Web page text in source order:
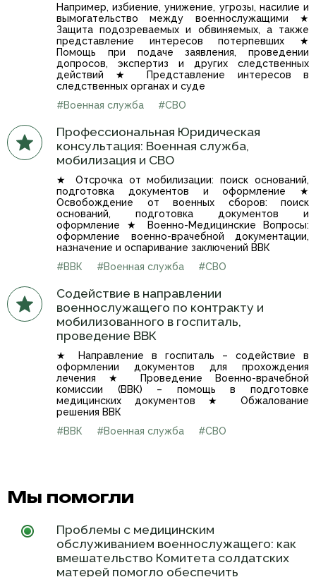
Например, избиение, унижение, угрозы, насилие и
вымогательство между военнослужащими ★
Защита подозреваемых и обвиняемых, а также
представление интересов потерпевших ★
Помощь при подаче заявления, проведении
допросов, экспертиз и других следственных
действий ★ Представление интересов в
следственных органах и суде
#Военная служба
#СВО
Профессиональная Юридическая
консультация: Военная служба,
мобилизация и СВО
★ Отсрочка от мобилизации: поиск оснований,
подготовка документов и оформление ★
Освобождение от военных сборов: поиск
оснований, подготовка документов и
оформление ★ Военно-Медицинские Вопросы:
оформление военно-врачебной документации,
назначение и оспаривание заключений ВВК
#ВВК
#Военная служба #СВО
Содействие в направлении
военнослужащего по контракту и
мобилизованного в госпиталь,
проведение ВВК
★ Направление в госпиталь – содействие в
оформлении документов для прохождения
лечения ★ Проведение Военно-врачебной
комиссии (ВВК) – помощь в подготовке
медицинских документов ★ Обжалование
решения ВВК
#ВВК
#Военная служба #СВО
Мы помогли
Проблемы с медицинским
обслуживанием военнослужащего: как
вмешательство Комитета солдатских
матерей помогло обеспечить